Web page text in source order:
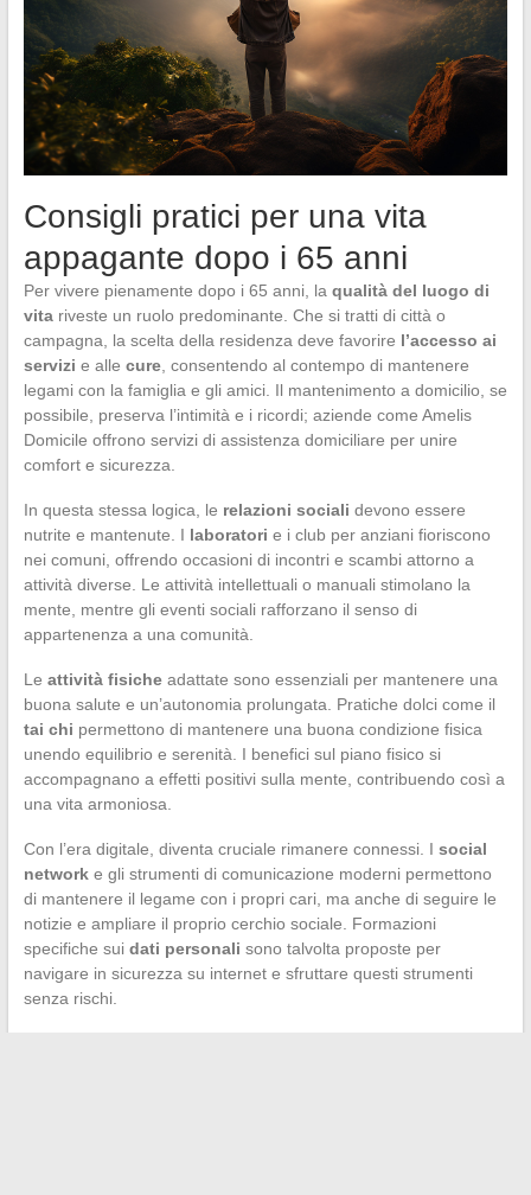
Consigli pratici per una vita
appagante dopo i 65 anni
Per vivere pienamente dopo i 65 anni, la qualità del luogo di
vitariveste un ruolo predominante. Che si tratti di città o
campagna, la scelta della residenza deve favorire l’accesso ai
servizi e alle cure, consentendo al contempo di mantenere
legami con la famiglia e gli amici. Il mantenimento a domicilio, se
possibile, preserva l’intimità e i ricordi; aziende come Amelis
Domicile offrono servizi di assistenza domiciliare per unire
comfort e sicurezza.
In questa stessa logica, le relazioni sociali devono essere
nutrite e mantenute. I laboratori e i club per anziani fioriscono
nei comuni, offrendo occasioni di incontri e scambi attorno a
attività diverse. Le attività intellettuali o manuali stimolano la
mente, mentre gli eventi sociali rafforzano il senso di
appartenenza a una comunità.
Le attività fisicheadattate sono essenziali per mantenere una
buona salute e un’autonomia prolungata. Pratiche dolci come il
tai chi permettono di mantenere una buona condizione fisica
unendo equilibrio e serenità. I benefici sul piano fisico si
accompagnano a effetti positivi sulla mente, contribuendo così a
una vita armoniosa.
Con l’era digitale, diventa cruciale rimanere connessi. I social
networke gli strumenti di comunicazione moderni permettono
di mantenere il legame con i propri cari, ma anche di seguire le
notizie e ampliare il proprio cerchio sociale. Formazioni
specifiche sui dati personali sono talvolta proposte per
navigare in sicurezza su internet e sfruttare questi strumenti
senza rischi.